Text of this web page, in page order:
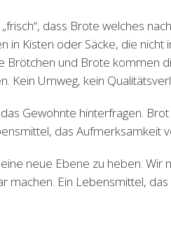
dass Brote welches
in Kisten oder Säcke, die
Brötchen und Brote kommen
Kein Umweg, kein
Gewohnte hinterfragen.
das Aufmerksamkeit
neue Ebene zu heben. Wir
machen. Ein Lebensmittel,